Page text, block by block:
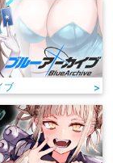
ブ >